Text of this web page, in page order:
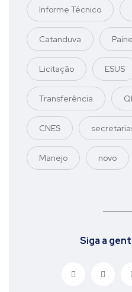
Informe Técnico
Catanduva
Licitação ESUS
Transferência
CNES
Manejo novo
Siga a